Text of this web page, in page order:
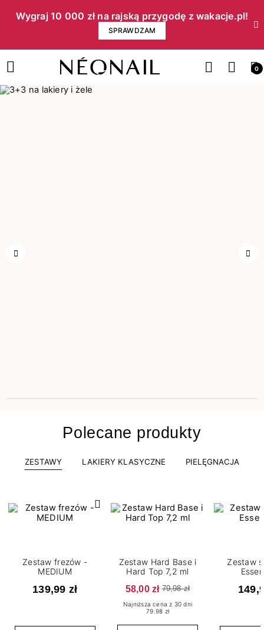
Wygraj 10 000 zł na rajską przygodę z wakacje.pl!​
SPRAWDZAM
0
Polecane produkty
ZESTAWY LAKIERY KLASYCZNE PIELĘGNACJA
Zestaw frezów -
MEDIUM
139,99 zł
Zestaw Hard Base i
Hard Top 7,2 ml
58,00 zł 79,98 zł
Najniższa cena z 30 dni
79.98 zł
Zestaw